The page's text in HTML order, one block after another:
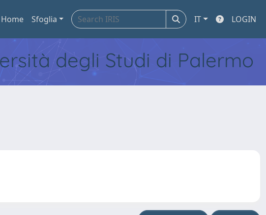
Home Sfoglia IT LOGIN
degli Studi di Palermo